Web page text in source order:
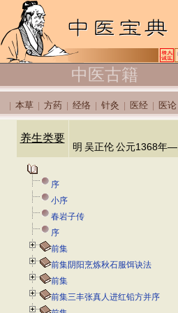
中医古籍
本草 方药 经络 针灸 医经 医论
养生类要
明 吴正伦 公元1368年
序
小序
春岩子传
序
前集
前集阴阳烹炼秋石服饵诀法
前集
前集三丰张真人进红铅方并序